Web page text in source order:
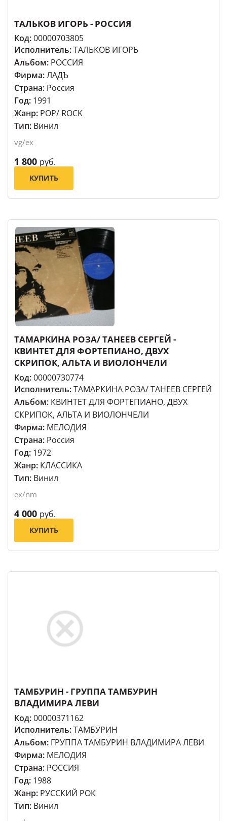
ТАЛЬКОВ ИГОРЬ - РОССИЯ
Код:00000703805
Исполнитель:ТАЛЬКОВ ИГОРЬ
Альбом: РОССИЯ
Фирма:ЛАДЪ
Страна: Россия
Год: 1991
Жанр: POP/ ROCK
Тип: Винил
vg/ex
1 800 руб.
КУПИТЬ
ТАМАРКИНА РОЗА/ ТАНЕЕВ СЕРГЕЙ -
КВИНТЕТ ДЛЯ ФОРТЕПИАНО, ДВУХ
СКРИПОК, АЛЬТА И ВИОЛОНЧЕЛИ
Код:00000730774
Исполнитель:ТАМАРКИНА РОЗА/ ТАНЕЕВ СЕРГЕЙ
Альбом: КВИНТЕТ ДЛЯ ФОРТЕПИАНО, ДВУХ
СКРИПОК, АЛЬТА И ВИОЛОНЧЕЛИ
Фирма: МЕЛОДИЯ
Страна: Россия
Год: 1972
Жанр: КЛАССИКА
Тип: Винил
ex/nm
4 000 руб.
КУПИТЬ
ТАМБУРИН - ГРУППА ТАМБУРИН
ВЛАДИМИРА ЛЕВИ
Код:00000371162
Исполнитель:ТАМБУРИН
Альбом: ГРУППА ТАМБУРИН ВЛАДИМИРА ЛЕВИ
Фирма: МЕЛОДИЯ
Страна: РОССИЯ
Год: 1988
Жанр: РУССКИЙ РОК
Тип: Винил